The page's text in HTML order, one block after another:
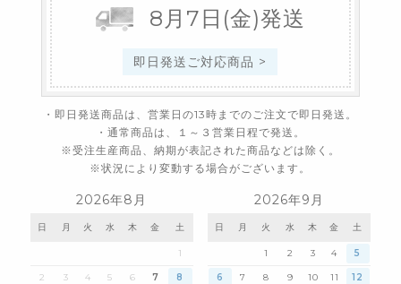
8 月 7 日 (金)発送
即日発送ご対応商品 >
・即日発送商品は、営業日の13時までのご注文で即日発送。
・通常商品は、１～３営業日程で発送。
※受注生産商品、納期が表記された商品などは除く。
※状況により変動する場合がございます。
2026年8月
日 月 火 水 木 金 土
1
2 3 4 5 6 7 8
2026年9月
日 月 火 水 木 金 土
1 2 3 4 5
6 7 8 9 10 11 12